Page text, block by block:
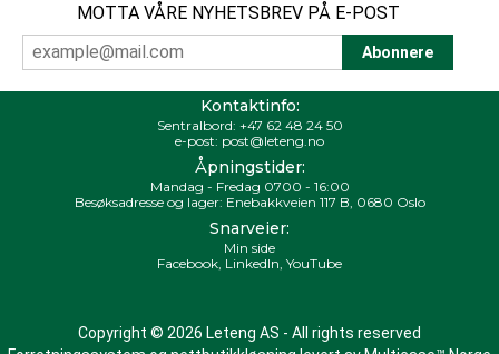
MOTTA VÅRE NYHETSBREV PÅ E-POST
Kontaktinfo:
Sentralbord: +47 62 48 24 50
e-post: post@leteng.no
Åpningstider:
Mandag - Fredag 0700 - 16:00
Besøksadresse og lager: Enebakkveien 117 B, 0680 Oslo
Snarveier:
Min side
Facebook LinkedIn YouTube
Copyright © 2026 Leteng AS - All rights reserved